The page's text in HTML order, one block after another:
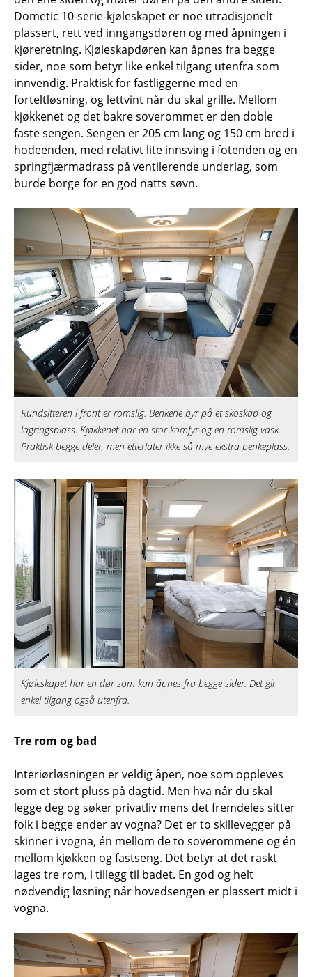
Dometic 10-serie-kjøleskapet er noe utradisjonelt
plassert, rett ved inngangsdøren og med åpningen i
kjøreretning. Kjøleskapdøren kan åpnes fra begge
sider, noe som betyr like enkel tilgang utenfra som
innvendig. Praktisk for fastliggerne med en
forteltløsning, og lettvint når du skal grille. Mellom
kjøkkenet og det bakre soverommet er den doble
faste sengen. Sengen er 205 cm lang og 150 cm bred i
hodeenden, med relativt lite innsving i fotenden og en
springfjærmadrass på ventilerende underlag, som
burde borge for en god natts søvn.
Rundsitteren i front er romslig. Benkene byr på et skoskap og
lagringsplass. Kjøkkenet har en stor komfyr og en romslig vask.
Praktisk begge deler, men etterlater ikke så mye ekstra benkeplass.
Kjøleskapet har en dør som kan åpnes fra begge sider. Det gir
enkel tilgang også utenfra.
Tre rom og bad
Interiørløsningen er veldig åpen, noe som oppleves
som et stort pluss på dagtid. Men hva når du skal
legge deg og søker privatliv mens det fremdeles sitter
folk i begge ender av vogna? Det er to skillevegger på
skinner i vogna, én mellom de to soverommene og én
mellom kjøkken og fastseng. Det betyr at det raskt
lages tre rom, i tillegg til badet. En god og helt
nødvendig løsning når hovedsengen er plassert midt i
vogna.